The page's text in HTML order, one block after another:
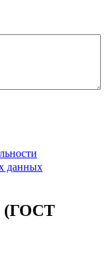
данных
(ГОСТ